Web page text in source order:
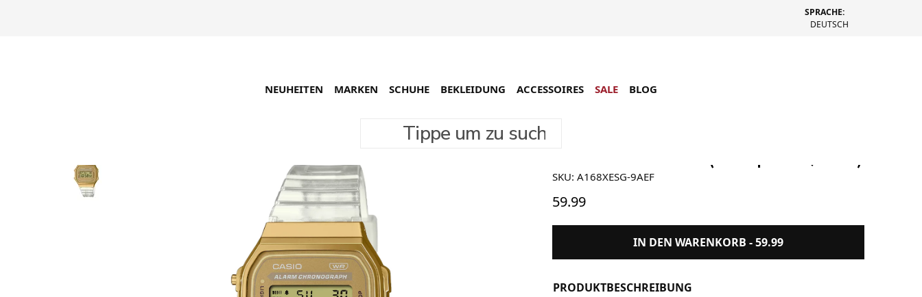
SPRACHE:
DEUTSCH
Tippe um zu suchen
NEUHEITEN MARKEN SCHUHE BEKLEIDUNG ACCESSOIRES SALE BLOG
Casio A168XESG-9A (Transparent / Gold)
SKU: A168XESG-9AEF
59.99
IN DEN WARENKORB -59.99
PRODUKTBESCHREIBUNG